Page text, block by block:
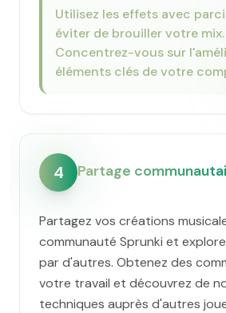
Utilisez les effets avec
éviter de brouiller votre mix.
Concentrez-vous sur
éléments clés de votre
4 Partage
Partagez vos créations
communauté Sprunki et
par d'autres. Obtenez des
votre travail et découvrez de
techniques auprès d'autres